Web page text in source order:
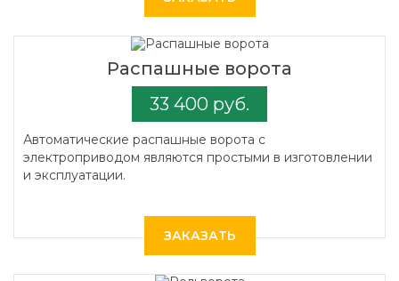
Распашные ворота
33 400 руб.
Автоматические распашные ворота с
электроприводом являются простыми в изготовлении
и эксплуатации.
ЗАКАЗАТЬ